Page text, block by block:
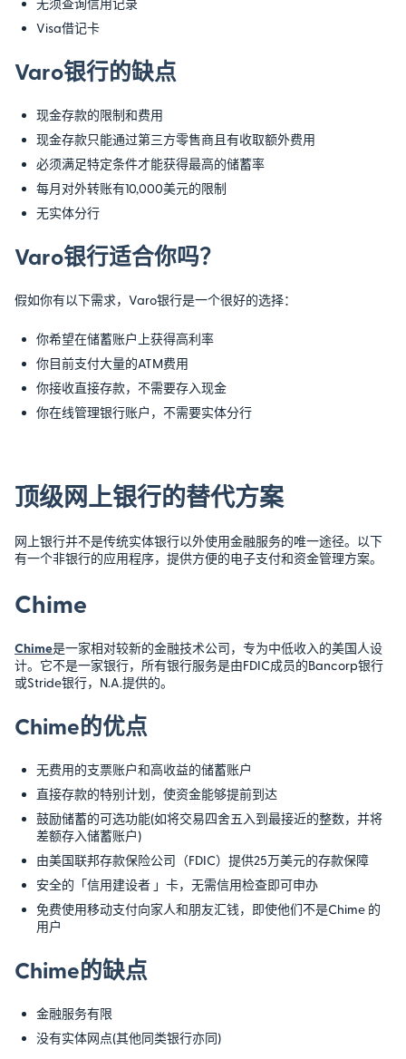
Visa借记卡
Varo银行的缺点
现金存款的限制和费用
现金存款只能通过第三方零售商且有收取额外费用
必须满足特定条件才能获得最高的储蓄率
每月对外转账有10,000美元的限制
无实体分行
Varo银行适合你吗？
假如你有以下需求，Varo银行是一个很好的选择：
你希望在储蓄账户上获得高利率
你目前支付大量的ATM费用
你接收直接存款，不需要存入现金
你在线管理银行账户，不需要实体分行
顶级网上银行的替代方案
网上银行并不是传统实体银行以外使用金融服务的唯一途径。以下
有一个非银行的应用程序，提供方便的电子支付和资金管理方案。
Chime
Chime是一家相对较新的金融技术公司，专为中低收入的美国人设
计。它不是一家银行，所有银行服务是由FDIC成员的Bancorp银行
或Stride银行，N.A.提供的。
Chime的优点
无费用的支票账户和高收益的储蓄账户
直接存款的特别计划，使资金能够提前到达
鼓励储蓄的可选功能(如将交易四舍五入到最接近的整数，并将
差额存入储蓄账户)
由美国联邦存款保险公司（FDIC）提供25万美元的存款保障
安全的「信用建设者 」卡，无需信用检查即可申办
免费使用移动支付向家人和朋友汇钱，即使他们不是Chime 的
用户
Chime的缺点
金融服务有限
没有实体网点(其他同类银行亦同)